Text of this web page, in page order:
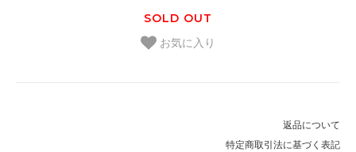
SOLD OUT
お気に入り
返品について
特定商取引法に基づく表記